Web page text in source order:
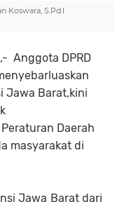
Koswara, S.Pd.I
,- Anggota DPRD
Jawa Barat,kini
Daerah
masyarakat di
Jawa Barat dari